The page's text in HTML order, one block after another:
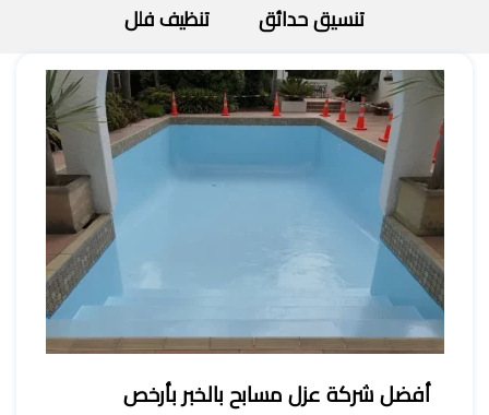
تنسيق حدائق تنظيف فلل
أفضل شركة عزل مسابح بالخبر بأرخص